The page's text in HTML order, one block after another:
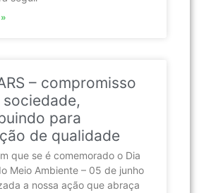
– compromisso
para
de qualidade
que se é comemorado o Dia
Meio Ambiente – 05 de junho
a nossa ação que abraça